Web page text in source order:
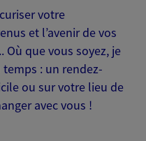
votre
et l’avenir de vos
Où que vous soyez, je
: un rendez-
ou sur votre lieu de
avec vous !